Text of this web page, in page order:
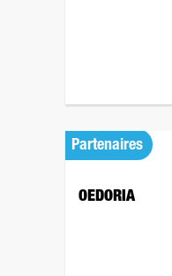
Partenaires
OEDORIA